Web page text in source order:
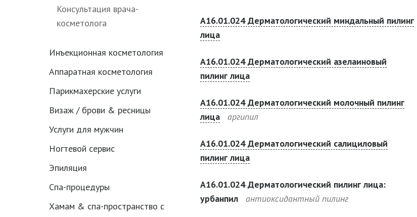
А16.01.024 Дерматологический миндальный пилинг
лица
А16.01.024 Дерматологический азелаиновый
пилинг лица
А16.01.024 Дерматологический молочный пилинг
лица
аргипил
А16.01.024 Дерматологический салициловый
пилинг лица
А16.01.024 Дерматологический пилинг лица:
урбанпил
антиоксидантный пилинг
Консультация врача-
косметолога
Инъекционная косметология
Аппаратная косметология
Парикмахерские услуги
Визаж / брови & ресницы
Услуги для мужчин
Ногтевой сервис
Эпиляция
Спа-процедуры
Хамам & спа-пространство с